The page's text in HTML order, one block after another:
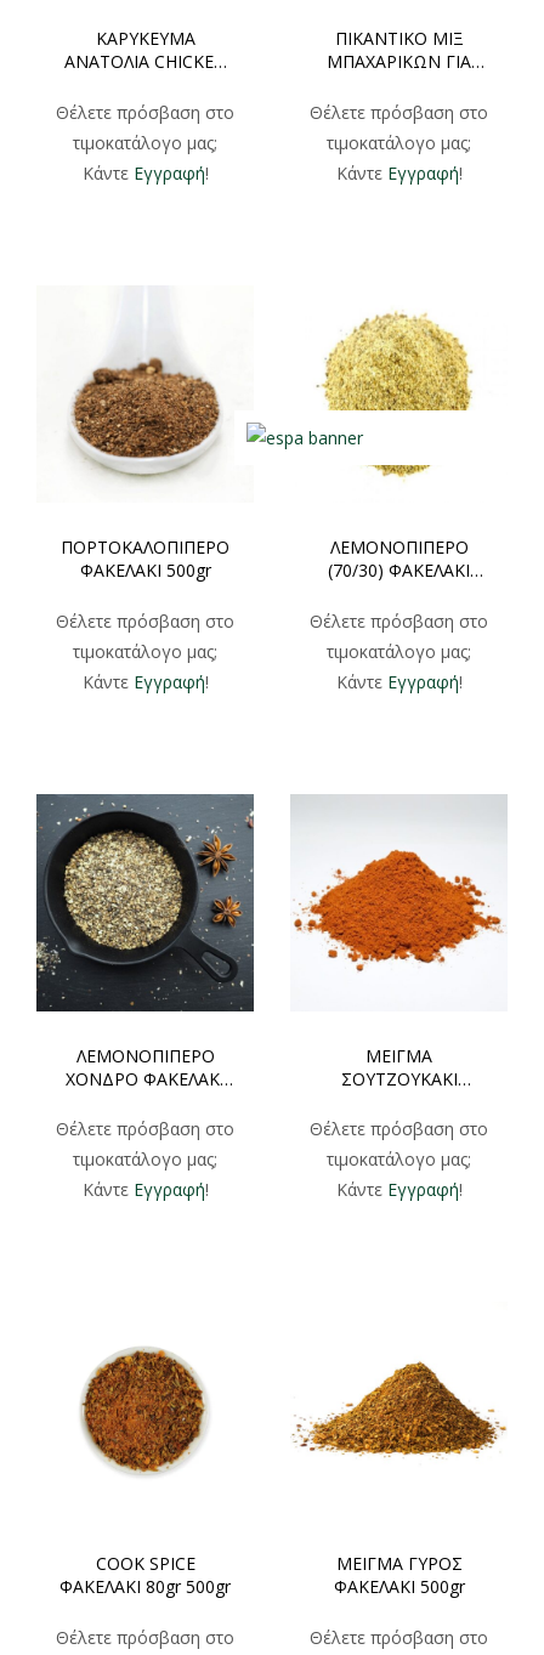
ΚΑΡΥΚΕΥΜΑ
ΑΝΑΤΟΛΙΑ CHICKEN
Θέλετε πρόσβαση στο
τιμοκατάλογο μας;
Κάντε Εγγραφή!
ΠΙΚΑΝΤΙΚΟ ΜΙΞ
ΜΠΑΧΑΡΙΚΩΝ ΓΙΑ
250gr 500gr
Θέλετε πρόσβαση στο
τιμοκατάλογο μας;
Κάντε Εγγραφή!
ΠΟΡΤΟΚΑΛΟΠΙΠΕΡΟ
ΦΑΚΕΛΑΚΙ 500gr
Θέλετε πρόσβαση στο
τιμοκατάλογο μας;
Κάντε Εγγραφή!
ΛΕΜΟΝΟΠΙΠΕΡΟ
(70/30) ΦΑΚΕΛΑΚΙ
Θέλετε πρόσβαση στο
τιμοκατάλογο μας;
Κάντε Εγγραφή!
ΛΕΜΟΝΟΠΙΠΕΡΟ
ΧΟΝΔΡΟ ΦΑΚΕΛΑΚΙ
Θέλετε πρόσβαση στο
τιμοκατάλογο μας;
Κάντε Εγγραφή!
ΜΕΙΓΜΑ
ΣΟΥΤΖΟΥΚΑΚΙ
Θέλετε πρόσβαση στο
τιμοκατάλογο μας;
Κάντε Εγγραφή!
COOK SPICE
ΦΑΚΕΛΑΚΙ 80gr 500gr
Θέλετε πρόσβαση στο
ΜΕΙΓΜΑ ΓΥΡΟΣ
ΦΑΚΕΛΑΚΙ 500gr
Θέλετε πρόσβαση στο